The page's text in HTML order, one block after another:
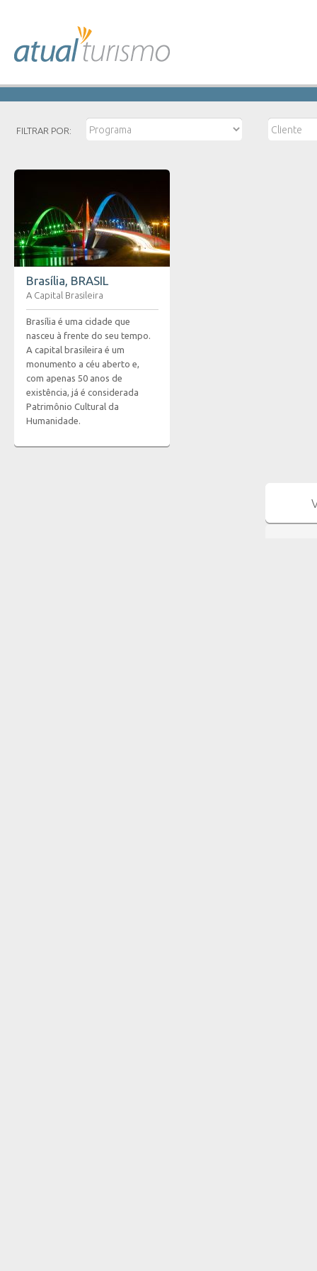
FILTRAR POR:
Brasília, BRASIL
A Capital Brasileira
Brasília é uma cidade que
nasceu à frente do seu tempo.
A capital brasileira é um
monumento a céu aberto e,
com apenas 50 anos de
existência, já é considerada
Patrimônio Cultural da
Humanidade.